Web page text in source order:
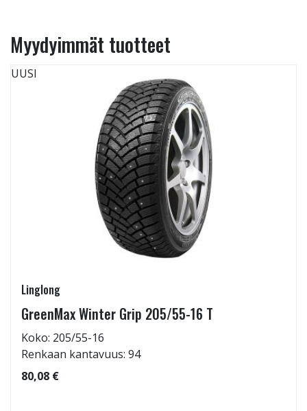
Myydyimmät tuotteet
UUSI
Linglong
GreenMax Winter Grip 205/55-16 T
Koko: 205/55-16
Renkaan kantavuus: 94
80,08 €